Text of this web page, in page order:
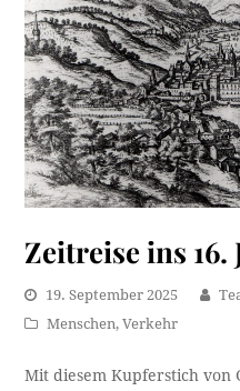
Zeitreise ins
19. September 2025
Menschen,Verkehr
Mit diesem Kupferstich von